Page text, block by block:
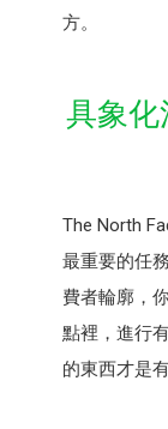
方。
具象化
The North
最重要的任
費者輪廓，
點裡，進行
的東西才是